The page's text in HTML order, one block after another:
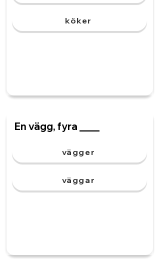
köker
En vägg, fyra ____
vägger
väggar